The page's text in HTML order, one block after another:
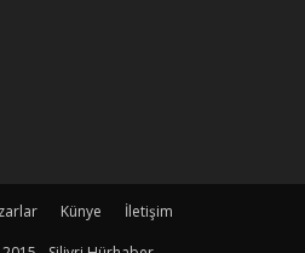
Künye
İletişim